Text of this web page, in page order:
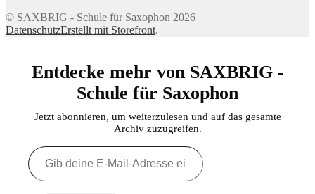
© SAXBRIG - Schule für Saxophon 2026
DatenschutzErstellt mit Storefront.
Entdecke mehr von SAXBRIG -
Schule für Saxophon
Jetzt abonnieren, um weiterzulesen und auf das gesamte
Archiv zuzugreifen.
Gib
deine
E-